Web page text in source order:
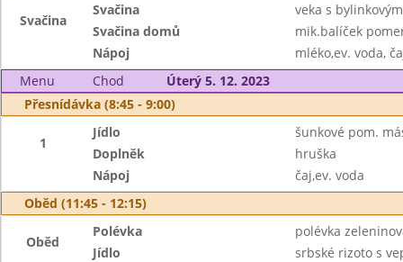
Svačina
Svačina
veka s
Svačina domů
mik.balíček
Nápoj
mléko,ev. voda,
Menu
Chod
Úterý 5. 12. 2023
Přesnídávka (8:45 - 9:00)
1
Jídlo
šunkové pom.
Doplněk
hruška
Nápoj
čaj,ev. voda
Oběd (11:45 - 12:15)
Oběd
Polévka
polévka
Jídlo
srbské rizoto s